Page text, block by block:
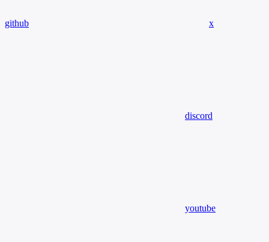
github x
discord
youtube